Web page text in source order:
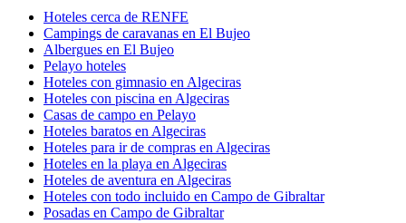
Hoteles cerca de RENFE
Campings de caravanas en El Bujeo
Albergues en El Bujeo
Pelayo hoteles
Hoteles con gimnasio en Algeciras
Hoteles con piscina en Algeciras
Casas de campo en Pelayo
Hoteles baratos en Algeciras
Hoteles para ir de compras en Algeciras
Hoteles en la playa en Algeciras
Hoteles de aventura en Algeciras
Hoteles con todo incluido en Campo de Gibraltar
Posadas en Campo de Gibraltar